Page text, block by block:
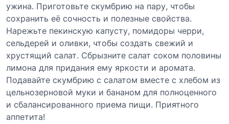
ужина. Приготовьте скумбрию на пару, чтобы
сохранить её сочность и полезные свойства.
Нарежьте пекинскую капусту, помидоры черри,
сельдерей и оливки, чтобы создать свежий и
хрустящий салат. Сбрызните салат соком половины
лимона для придания ему яркости и аромата.
Подавайте скумбрию с салатом вместе с хлебом из
цельнозерновой муки и бананом для полноценного
и сбалансированного приема пищи. Приятного
аппетита!